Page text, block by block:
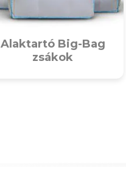
Alaktartó Big-Bag
zsákok